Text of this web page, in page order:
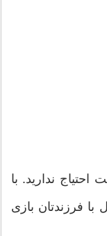
ندارید. با
با فرزندتان بازی